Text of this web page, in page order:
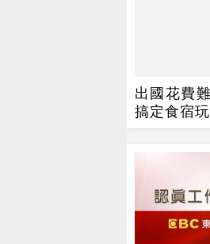
出國花費
搞定食宿